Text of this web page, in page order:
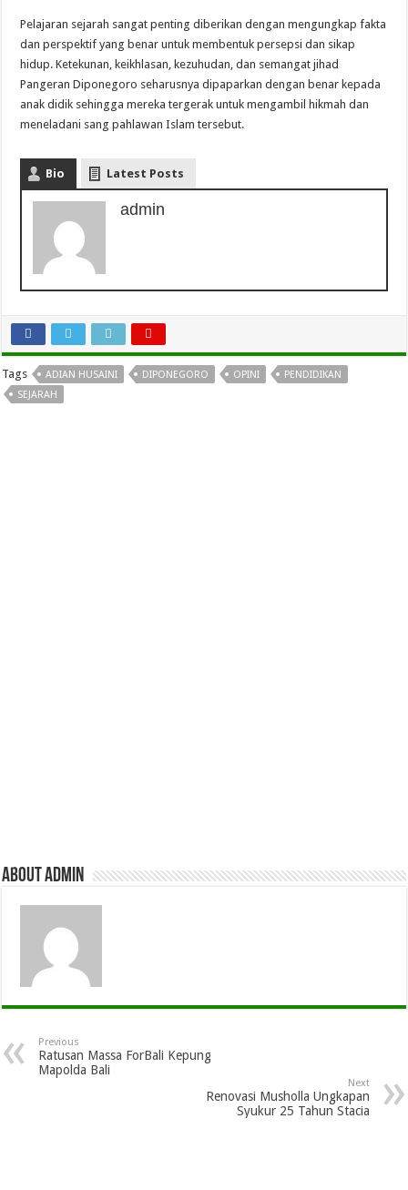
Pelajaran sejarah sangat penting diberikan dengan mengungkap fakta
dan perspektif yang benar untuk membentuk persepsi dan sikap
hidup. Ketekunan, keikhlasan, kezuhudan, dan semangat jihad
Pangeran Diponegoro seharusnya dipaparkan dengan benar kepada
anak didik sehingga mereka tergerak untuk mengambil hikmah dan
meneladani sang pahlawan Islam tersebut.
Bio Latest Posts
admin
Tags ADIAN HUSAINI DIPONEGORO OPINI
PENDIDIKAN
SEJARAH
About admin
Previous
Ratusan Massa ForBali Kepung
Mapolda Bali
Next
Renovasi Musholla Ungkapan
Syukur 25 Tahun Stacia